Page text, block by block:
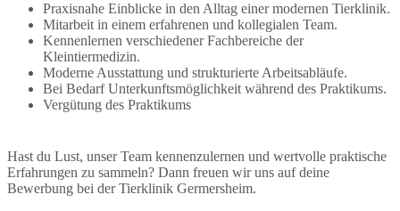
Praxisnahe Einblicke in den Alltag einer modernen Tierklinik.
Mitarbeit in einem erfahrenen und kollegialen Team.
Kennenlernen verschiedener Fachbereiche der
Kleintiermedizin.
Moderne Ausstattung und strukturierte Arbeitsabläufe.
Bei Bedarf Unterkunftsmöglichkeit während des Praktikums.
Vergütung des Praktikums
Hast du Lust, unser Team kennenzulernen und wertvolle praktische
Erfahrungen zu sammeln? Dann freuen wir uns auf deine
Bewerbung bei der Tierklinik Germersheim.